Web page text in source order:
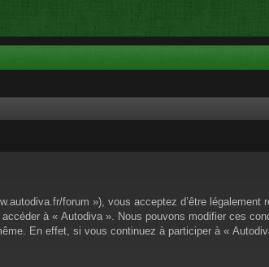
forum »), vous acceptez d’être
à « Autodiva ». Nous pouvons modifier ces
En effet, si vous continuez à participer à «